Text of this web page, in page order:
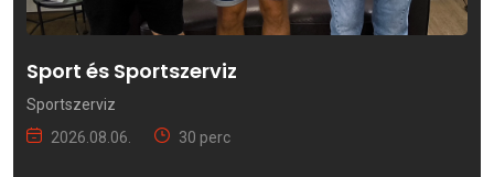
Sport és Sportszerviz
Sportszerviz
2026.08.06.
30 perc